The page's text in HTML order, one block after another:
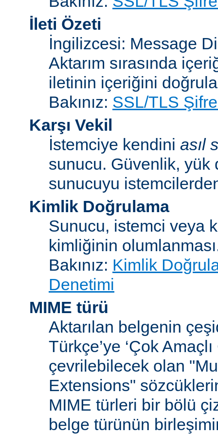
İleti Özeti
İngilizcesi: Message
Aktarım sırasında
iletinin içeriğini
Bakınız: SSL/TLS
Karşı Vekil
İstemciye kendini asıl
sunucu. Güvenlik, yük
sunucuyu
Kimlik Doğrulama
Sunucu, istemci veya
kimliğinin
Bakınız: Kimlik
Denetimi
MIME türü
Aktarılan belgenin
Türkçe’ye ‘Çok
çevrilebilecek olan
Extensions"
MIME türleri bir bölü
belge türünün